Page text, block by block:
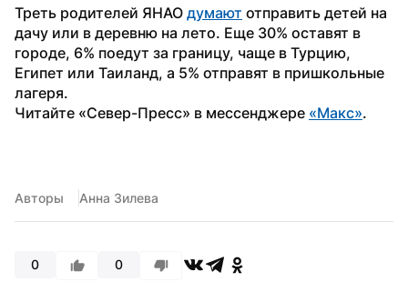
Треть родителей ЯНАО думают отправить детей на
дачу или в деревню на лето. Еще 30% оставят в
городе, 6% поедут за границу, чаще в Турцию,
Египет или Таиланд, а 5% отправят в пришкольные
лагеря.
Читайте «Север-Пресс» в мессенджере «Макс».
Авторы Анна Зилева
0 0